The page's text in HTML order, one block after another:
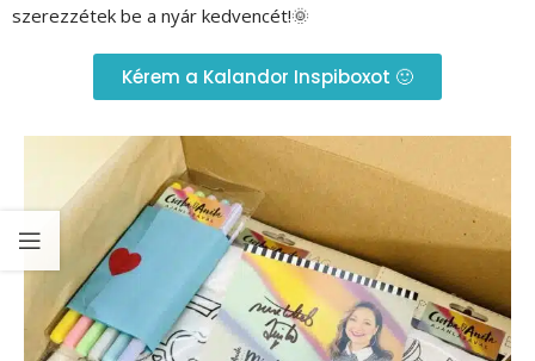
szerezzétek be a nyár kedvencét!🌞
Kérem a Kalandor Inspiboxot 🙂